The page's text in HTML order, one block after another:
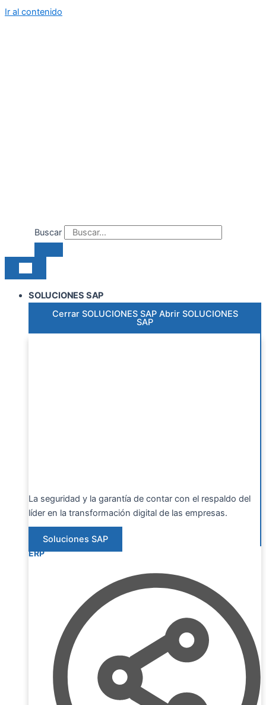
Ir al contenido
Buscar
SOLUCIONES SAP
Cerrar SOLUCIONES SAP Abrir SOLUCIONES
SAP
La seguridad y la garantía de contar con el respaldo del
líder en la transformación digital de las empresas.
Soluciones SAP
ERP